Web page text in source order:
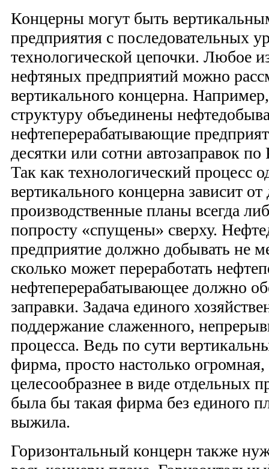
Концерны могут быть
предприятия с последовательных
технологической цепочки. Любое
нефтяных предприятий можно
вертикального концерна.
структуру объединены
нефтеперерабатывающие
десятки или сотни автозаправок
Так как технологический процесс
вертикального концерна зависит
производственные планы всегда
попросту «спущены» сверху.
предприятие должно добывать не
сколько может переработать
нефтеперерабатывающее должно
заправки. Задача единого
поддержание слаженного,
процесса. Ведь по сути
фирма, просто настолько
целесообразнее в виде отдельных
была бы такая фирма без единого
выжила.
Горизонтальный концерн также